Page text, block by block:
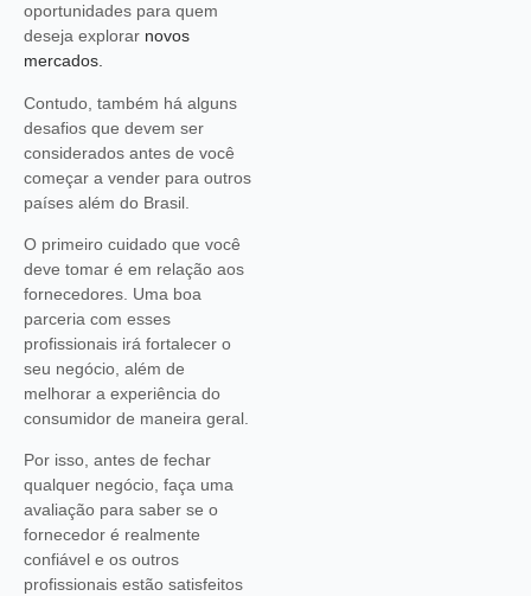
oportunidades para quem
deseja explorar novos
mercados.
Contudo, também há alguns
desafios que devem ser
considerados antes de você
começar a vender para outros
países além do Brasil.
O primeiro cuidado que você
deve tomar é em relação aos
fornecedores. Uma boa
parceria com esses
profissionais irá fortalecer o
seu negócio, além de
melhorar a experiência do
consumidor de maneira geral.
Por isso, antes de fechar
qualquer negócio, faça uma
avaliação para saber se o
fornecedor é realmente
confiável e os outros
profissionais estão satisfeitos